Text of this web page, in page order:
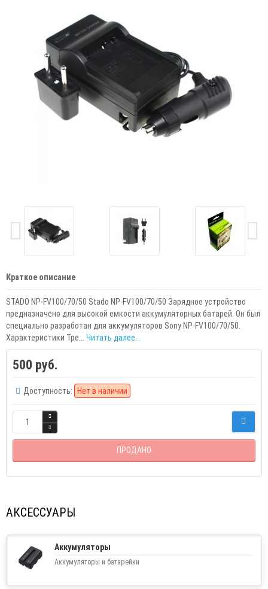
Краткое описание
STADO NP-FV100/70/50 Stado NP-FV100/70/50 Зарядное устройство
предназначено для высокой емкости аккумуляторных батарей. Он был
специально разработан для аккумуляторов Sony NP-FV100/70/50.
Характеристики Тре... Читать далее...
500 руб.
Доступность: Нет в наличии
ПРОДАНО
АКСЕССУАРЫ
Аккумуляторы
Аккумуляторы и батарейки